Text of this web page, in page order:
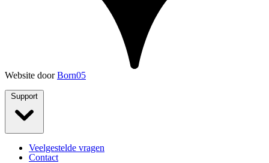
Website doorBorn05
Veelgestelde vragen
Contact